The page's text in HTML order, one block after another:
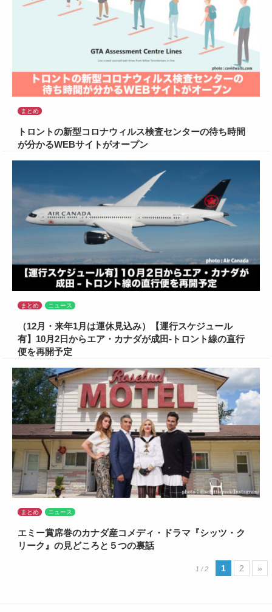
まとめ
トロントの新型コロナウィルス検査センターの待ち時間
が分かるWEBサイトがオープン
まとめ ニュース
（12月・来年1月は運休見込み）【運行スケジュール
有】10月2日からエア・カナダが成田-トロント線の直行
便を再開予定
まとめ ニュース
エミー賞席巻のカナダ産コメディ・ドラマ『シッツ・ク
リーク』の見どころと５つの裏話
1 / 2 1 2 »